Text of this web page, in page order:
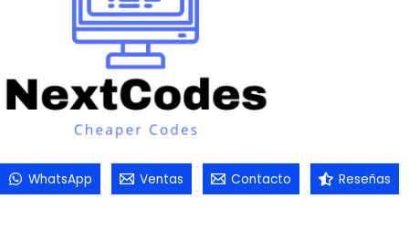
WhatsApp Ventas Contacto Reseñas